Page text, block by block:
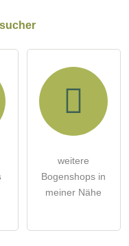
Kenntnis genommen.
weitere
Bogenshops in
meiner Nähe